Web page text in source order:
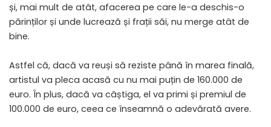
și, mai mult de atât, afacerea pe care le-a deschis-o
părinților și unde lucrează și frații săi, nu merge atât de
bine.
Astfel că, dacă va reuși să reziste până în marea finală,
artistul va pleca acasă cu nu mai puțin de 160.000 de
euro. În plus, dacă va câștiga, el va primi și premiul de
100.000 de euro, ceea ce înseamnă o adevărată avere.